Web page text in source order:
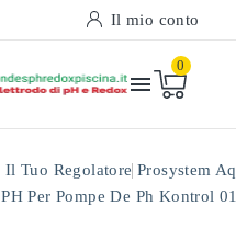
Il mio conto

0
Il Tuo Regolatore Prosystem
Per Pompe De Ph Kontrol 01